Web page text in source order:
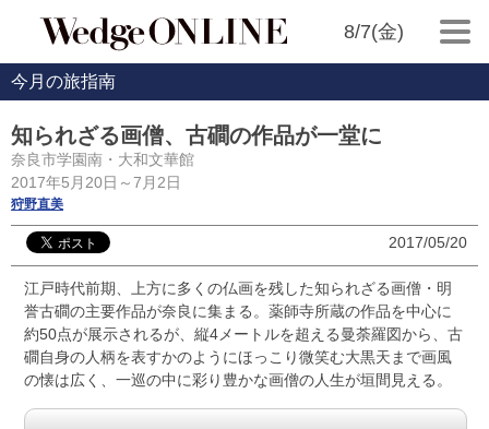
8/7(金)
今月の旅指南
知られざる画僧、古磵の作品が一堂に
奈良市学園南・大和文華館
2017年5月20日～7月2日
狩野直美
2017/05/20
江戸時代前期、上方に多くの仏画を残した知られざる画僧・明
誉古磵の主要作品が奈良に集まる。薬師寺所蔵の作品を中心に
約50点が展示されるが、縦4メートルを超える曼荼羅図から、古
磵自身の人柄を表すかのようにほっこり微笑む大黒天まで画風
の懐は広く、一巡の中に彩り豊かな画僧の人生が垣間見える。